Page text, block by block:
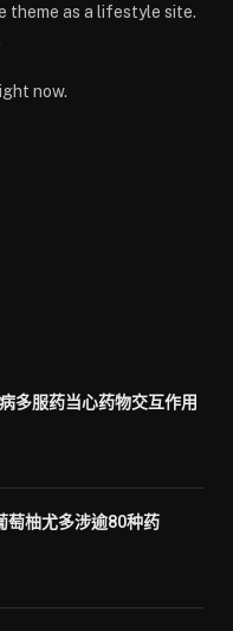
theme as a lifestyle site.
now.
多服药当心药物交互作用
萄柚尤多涉逾80种药